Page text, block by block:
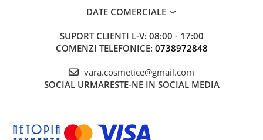
DATE COMERCIALE
SUPORT CLIENTI L-V: 08:00 - 17:00
COMENZI TELEFONICE: 0738972848
vara.cosmetice@gmail.com
SOCIAL URMARESTE-NE IN SOCIAL MEDIA